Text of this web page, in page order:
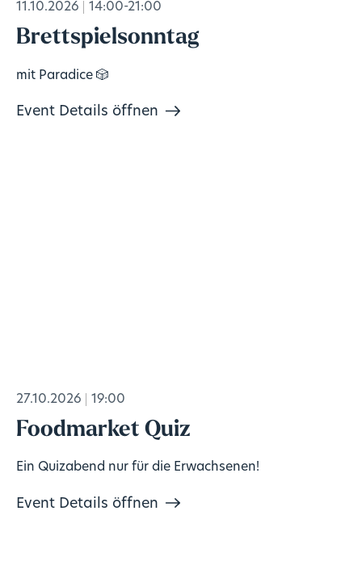
11.10.2026 14:00-21:00
Brettspielsonntag
mit Paradice 🎲
Event Details öffnen
27.10.2026 19:00
Foodmarket Quiz
Ein Quizabend nur für die Erwachsenen!
Event Details öffnen